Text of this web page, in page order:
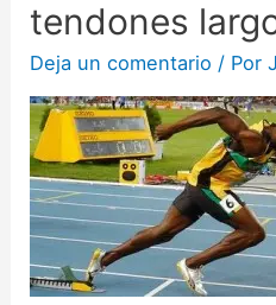
tendones
Deja un comentario / Por